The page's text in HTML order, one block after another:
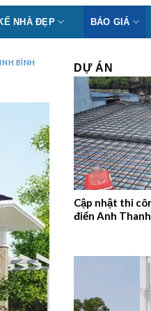
NHÀ ĐẸP BÁO GIÁ
BÌNH DỰ ÁN
Cập nhật thi
điển Anh